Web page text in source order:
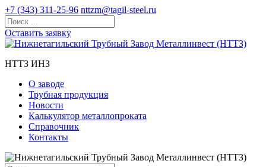
+7 (343) 311-25-96 nttzm@tagil-steel.ru
Оставить заявку
НТТЗ ИНЗ
О заводе
Трубная продукция
Новости
Калькулятор металлопроката
Справочник
Контакты